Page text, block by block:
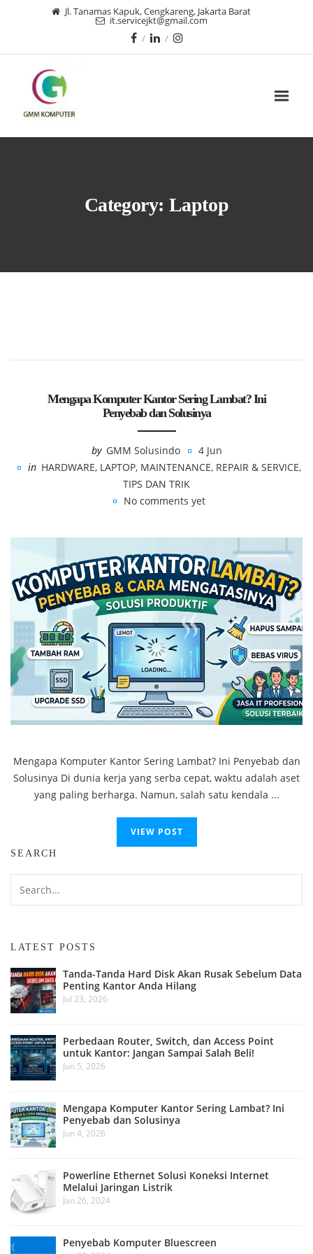
Jl. Tanamas Kapuk, Cengkareng, Jakarta Barat
it.servicejkt@gmail.com
Category: Laptop
Mengapa Komputer Kantor Sering Lambat? Ini
Penyebab dan Solusinya
by GMM Solusindo
4 Jun
in HARDWARE, LAPTOP, MAINTENANCE, REPAIR & SERVICE,
TIPS DAN TRIK
No comments yet
Mengapa Komputer Kantor Sering Lambat? Ini Penyebab dan
Solusinya Di dunia kerja yang serba cepat, waktu adalah aset
yang paling berharga. Namun, salah satu kendala ...
VIEW POST
SEARCH
LATEST POSTS
Tanda-Tanda Hard Disk Akan Rusak Sebelum Data
Penting Kantor Anda Hilang
Jul 23, 2026
Perbedaan Router, Switch, dan Access Point
untuk Kantor: Jangan Sampai Salah Beli!
Jun 5, 2026
Mengapa Komputer Kantor Sering Lambat? Ini
Penyebab dan Solusinya
Jun 4, 2026
Powerline Ethernet Solusi Koneksi Internet
Melalui Jaringan Listrik
Jan 26, 2024
Penyebab Komputer Bluescreen